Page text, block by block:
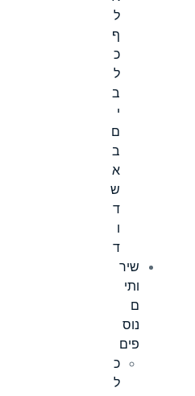
ל
ף
כ
ל
ב
י
ם
ב
א
ש
ד
ו
ד
שיר
ותי
ם
נוס
פים
כ
ל